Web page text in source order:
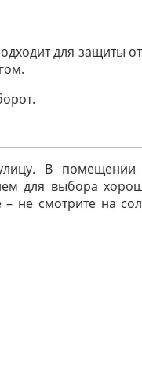
для защиты
В
для выбора
не смотрите на